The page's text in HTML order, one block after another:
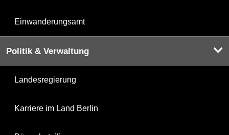
Einwanderungsamt
Politik & Verwaltung
Landesregierung
Karriere im Land Berlin